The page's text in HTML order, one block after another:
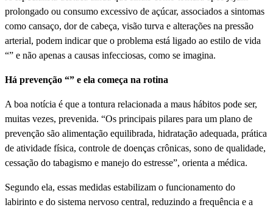
prolongado ou consumo excessivo de açúcar, associados a sintomas
como cansaço, dor de cabeça, visão turva e alterações na pressão
arterial, podem indicar que o problema está ligado ao estilo de vida
“” e não apenas a causas infecciosas, como se imagina.
Há prevenção “” e ela começa na rotina
A boa notí­cia é que a tontura relacionada a maus hábitos pode ser,
muitas vezes, prevenida. “Os principais pilares para um plano de
prevenção são alimentação equilibrada, hidratação adequada, prática
de atividade fí­sica, controle de doenças crônicas, sono de qualidade,
cessação do tabagismo e manejo do estresse”, orienta a médica.
Segundo ela, essas medidas estabilizam o funcionamento do
labirinto e do sistema nervoso central, reduzindo a frequência e a